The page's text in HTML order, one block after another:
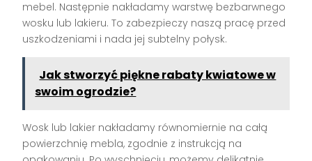
mebel. Następnie nakładamy warstwę bezbarwnego
wosku lub lakieru. To zabezpieczy naszą pracę przed
uszkodzeniami i nada jej subtelny połysk.
Jak stworzyć piękne rabaty kwiatowe w
swoim ogrodzie?
Wosk lub lakier nakładamy równomiernie na całą
powierzchnię mebla, zgodnie z instrukcją na